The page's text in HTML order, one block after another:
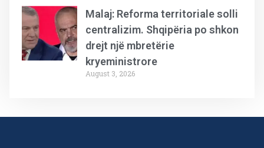
Malaj: Reforma territoriale solli
centralizim. Shqipëria po shkon
drejt një mbretërie
kryeministrore
August 3, 2026